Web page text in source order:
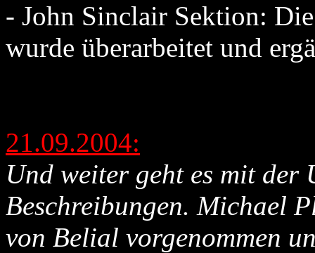
- John Sinclair Sektion:
wurde überarbeitet und
21.09.2004:
Und weiter geht es mit der
Beschreibungen. Michael
von Belial vorgenommen